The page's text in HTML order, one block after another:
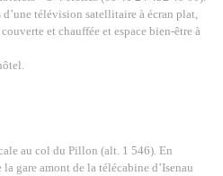
d’une télévision satellitaire à écran plat,
et chauffée et espace bien-être à
au col du Pillon (alt. 1 546). En
gare amont de la télécabine d’Isenau